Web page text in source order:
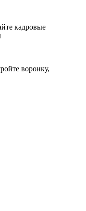
кадровые
воронку,